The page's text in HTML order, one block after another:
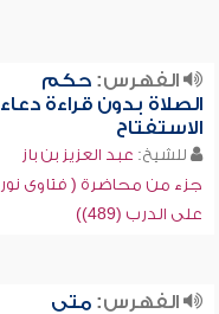
الفهرس:حكم
الصلاة بدون قراءة دعاء
الاستفتاح
للشيخ: عبد العزيز بن باز
جزء من محاضرة ( فتاوى نور
على الدرب (489))
الفهرس:متى